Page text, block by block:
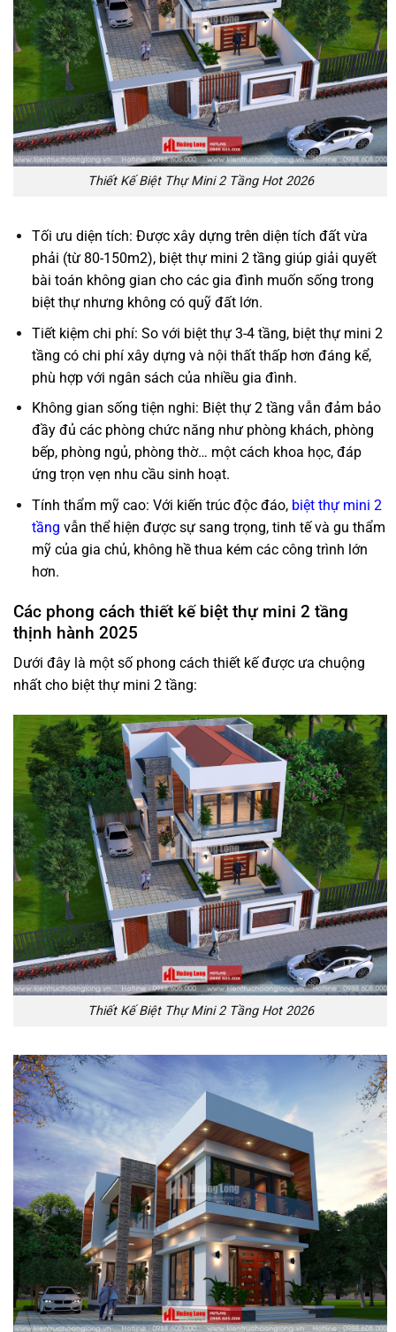
Thiết Kế Biệt Thự Mini 2 Tầng Hot 2026
Tối ưu diện tích: Được xây dựng trên diện tích đất vừa
phải (từ 80-150m2), biệt thự mini 2 tầng giúp giải quyết
bài toán không gian cho các gia đình muốn sống trong
biệt thự nhưng không có quỹ đất lớn.
Tiết kiệm chi phí: So với biệt thự 3-4 tầng, biệt thự mini 2
tầng có chi phí xây dựng và nội thất thấp hơn đáng kể,
phù hợp với ngân sách của nhiều gia đình.
Không gian sống tiện nghi: Biệt thự 2 tầng vẫn đảm bảo
đầy đủ các phòng chức năng như phòng khách, phòng
bếp, phòng ngủ, phòng thờ… một cách khoa học, đáp
ứng trọn vẹn nhu cầu sinh hoạt.
Tính thẩm mỹ cao: Với kiến trúc độc đáo, biệt thự mini 2
tầng vẫn thể hiện được sự sang trọng, tinh tế và gu thẩm
mỹ của gia chủ, không hề thua kém các công trình lớn
hơn.
Các phong cách thiết kế biệt thự mini 2 tầng
thịnh hành 2025
Dưới đây là một số phong cách thiết kế được ưa chuộng
nhất cho biệt thự mini 2 tầng:
Thiết Kế Biệt Thự Mini 2 Tầng Hot 2026